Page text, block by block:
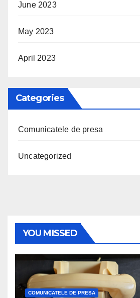
June 2023
May 2023
April 2023
Categories
Comunicatele de presa
Uncategorized
YOU MISSED
COMUNICATELE DE PRESA